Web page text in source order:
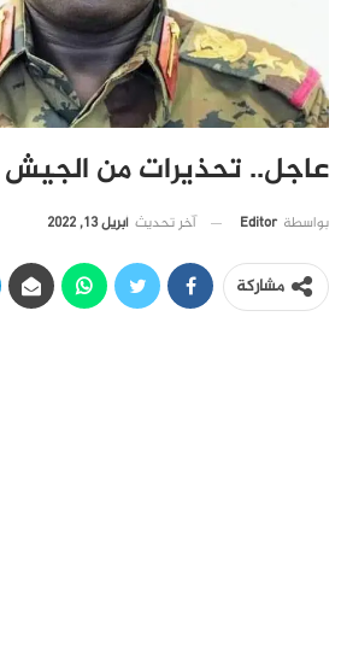
عاجل.. تحذيرات من
بواسطة Editor آخر تحديث أبريل 13, 2022
مشاركة